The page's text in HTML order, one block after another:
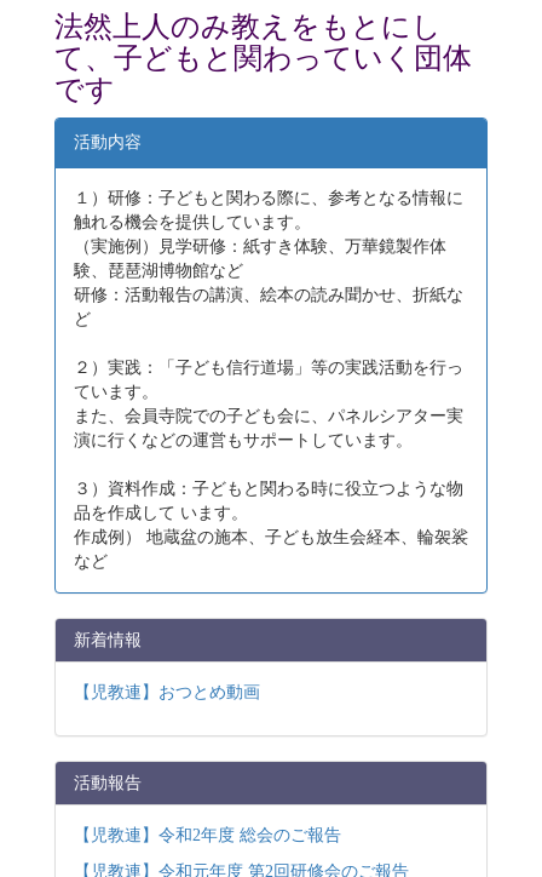
法然上人のみ教えをもとにし
て、子どもと関わっていく団体
です
活動内容
１）研修：子どもと関わる際に、参考となる情報に
触れる機会を提供しています。
（実施例）見学研修：紙すき体験、万華鏡製作体
験、琵琶湖博物館など
研修：活動報告の講演、絵本の読み聞かせ、折紙な
ど
２）実践：「子ども信行道場」等の実践活動を行っ
ています。
また、会員寺院での子ども会に、パネルシアター実
演に行くなどの運営もサポートしています。
３）資料作成：子どもと関わる時に役立つような物
品を作成して います。
作成例） 地蔵盆の施本、子ども放生会経本、輪袈裟
など
新着情報
【児教連】おつとめ動画
活動報告
【児教連】令和2年度 総会のご報告
【児教連】令和元年度 第2回研修会のご報告